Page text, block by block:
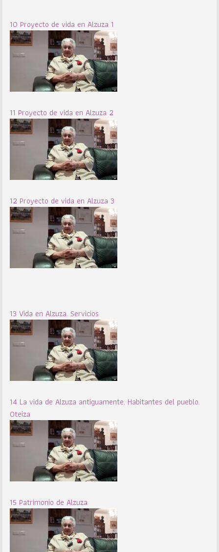
10 Proyecto de vida en Alzuza 1
11 Proyecto de vida en Alzuza 2
12 Proyecto de vida en Alzuza 3
13 Vida en Alzuza. Servicios
14 La vida de Alzuza antiguamente. Habitantes del pueblo.
Oteiza
15 Patrimonio de Alzuza